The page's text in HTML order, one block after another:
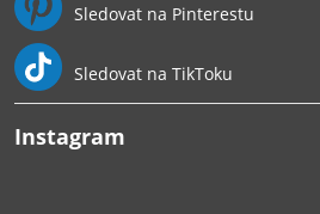
Sledovat na Pinterestu
Sledovat na TikToku
Instagram